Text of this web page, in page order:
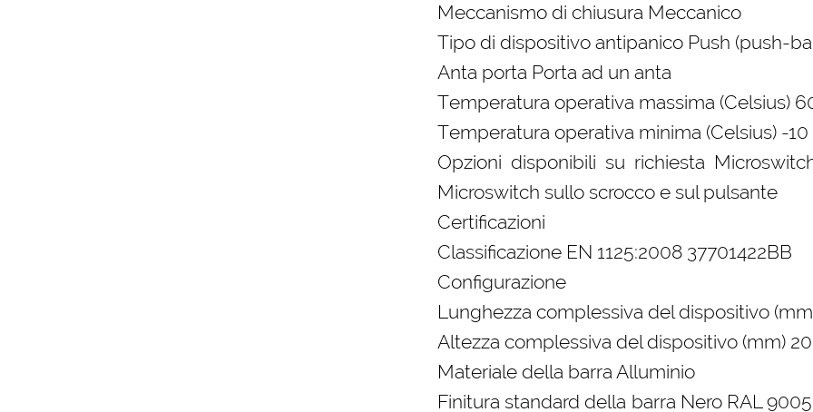
Meccanismo di chiusura Meccanico
Tipo di dispositivo antipanico Push (push-
Anta porta Porta ad un anta
Temperatura operativa massima (Celsius)
Temperatura operativa minima (Celsius) -10
Opzioni disponibili su richiesta
Microswitch sullo scrocco e sul pulsante
Certificazioni
Classificazione EN 1125:2008 37701422BB
Configurazione
Lunghezza complessiva del dispositivo
Altezza complessiva del dispositivo (mm)
Materiale della barra Alluminio
Finitura standard della barra Nero RAL